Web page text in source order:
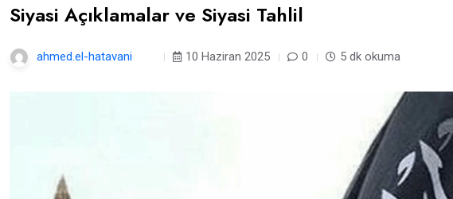
Siyasi Açıklamalar ve Siyasi Tahlil
ahmed.el-hatavani 10 Haziran 2025 0 5 dk okuma